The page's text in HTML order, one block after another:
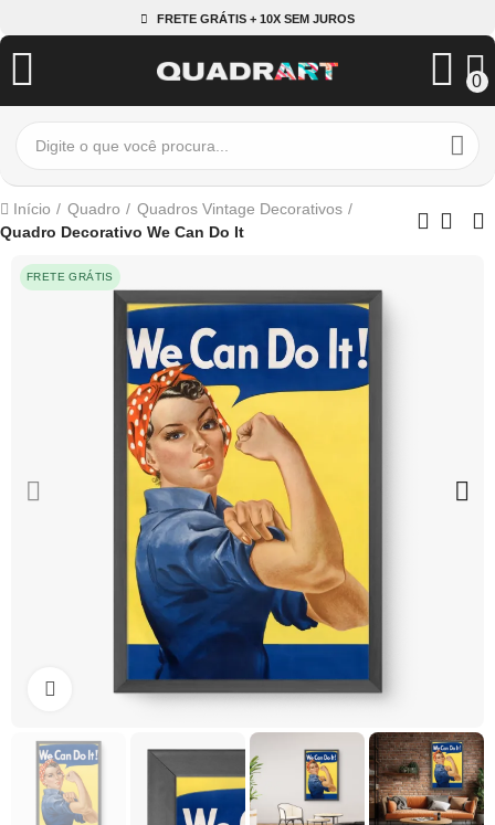
FRETE GRÁTIS + 10X SEM JUROS
0
Início Quadro
Quadros Vintage Decorativos
Quadro Decorativo We Can Do It
FRETE GRÁTIS
Clique para ampliar